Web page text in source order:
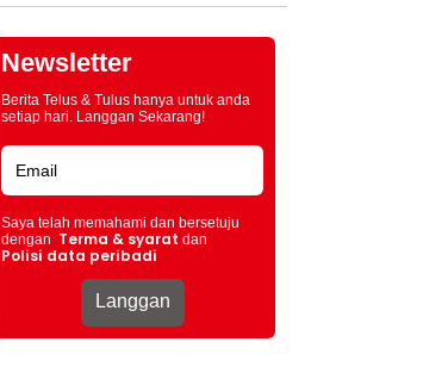
Newsletter
Berita Telus & Tulus hanya untuk anda
setiap hari. Langgan Sekarang!
Saya telah memahami dan bersetuju
dengan Terma & syarat dan
Polisi data peribadi